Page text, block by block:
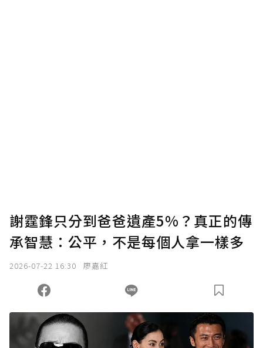
謝霆鋒只分到爸爸遺產5%？真正的傳
承智慧：公平，不是每個人拿一樣多
2026-07-22 16:30 廖嘉紅